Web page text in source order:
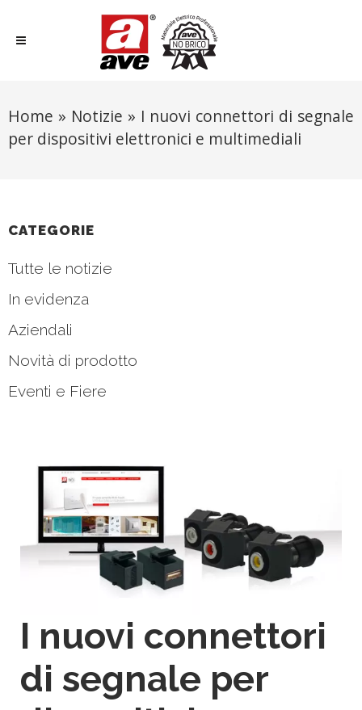
Home » Notizie » I nuovi connettori di segnale
per dispositivi elettronici e multimediali
CATEGORIE
Tutte le notizie
In evidenza
Aziendali
Novità di prodotto
Eventi e Fiere
I nuovi connettori
di segnale per